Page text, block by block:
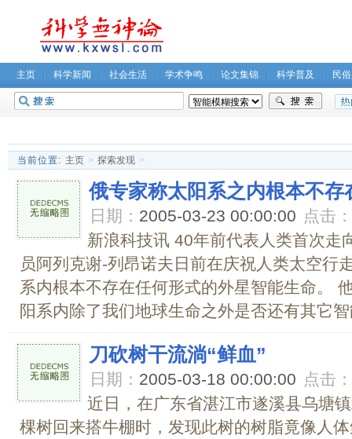
主页 科学新闻 社会生活 学术争鸣 论文集锦 科学普及 民
无神论坛
当前位置: 主页 > 探索发现 >
俄专家称太阳系之内根本不存
日期： 2005-03-23 00:00:00 点击：
新浪科技讯 40年前代表人类首次走
员阿列克谢-列昂诺夫日前在庆祝人类太空行
系内根本不存在任何形式的外星智能生命。
阳系内除了我们地球生命之外是否还有其它
刀砍树干流淌“鲜血”
日期： 2005-03-18 00:00:00 点击：
近日，在广东省湛江市遂溪县乌塘
棵树回来搭牛棚时，发现此树的树脂竟像人